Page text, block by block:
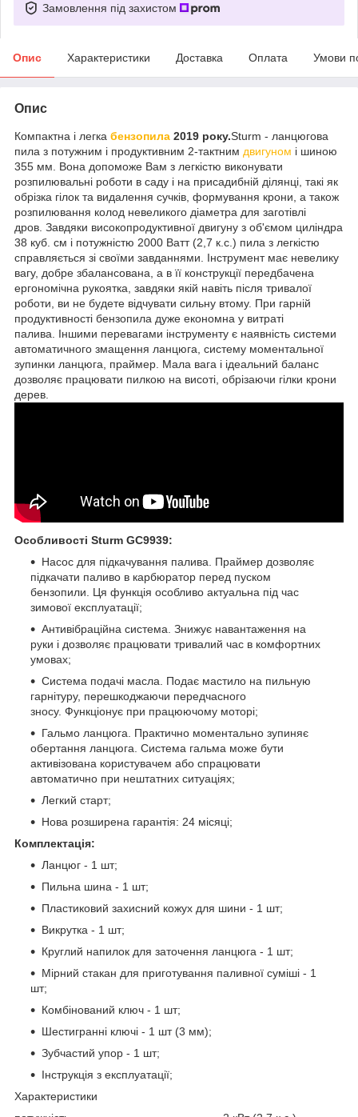
Замовлення під захистом
Опис Характеристики Доставка Оплата Умови
Опис
Компактна і легка бензопила 2019 року.Sturm - ланцюгова
пила з потужним і продуктивним 2-тактним двигуном і шиною
355 мм. Вона допоможе Вам з легкістю виконувати
розпилювальні роботи в саду і на присадибній ділянці, такі як
обрізка гілок та видалення сучків, формування крони, а також
розпилювання колод невеликого діаметра для заготівлі
дров. Завдяки високопродуктивної двигуну з об'ємом циліндра
38 куб. см і потужністю 2000 Ватт (2,7 к.с.) пила з легкістю
справляється зі своїми завданнями. Інструмент має невелику
вагу, добре збалансована, а в її конструкції передбачена
ергономічна рукоятка, завдяки якій навіть після тривалої
роботи, ви не будете відчувати сильну втому. При гарній
продуктивності бензопила дуже економна у витраті
палива. Іншими перевагами інструменту є наявність системи
автоматичного змащення ланцюга, систему моментальної
зупинки ланцюга, праймер. Мала вага і ідеальний баланс
дозволяє працювати пилкою на висоті, обрізаючи гілки крони
дерев.
Особливості Sturm GC9939:
Насос для підкачування палива. Праймер дозволяє
підкачати паливо в карбюратор перед пуском
бензопили. Ця функція особливо актуальна під час
зимової експлуатації;
Антивібраційна система. Знижує навантаження на
руки і дозволяє працювати тривалий час в комфортних
умовах;
Система подачі масла. Подає мастило на пильную
гарнітуру, перешкоджаючи передчасного
зносу. Функціонує при працюючому моторі;
Гальмо ланцюга. Практично моментально зупиняє
обертання ланцюга. Система гальма може бути
активізована користувачем або спрацювати
автоматично при нештатних ситуаціях;
Легкий старт;
Нова розширена гарантія: 24 місяці;
Комплектація:
Ланцюг - 1 шт;
Пильна шина - 1 шт;
Пластиковий захисний кожух для шини - 1 шт;
Викрутка - 1 шт;
Круглий напилок для заточення ланцюга - 1 шт;
Мірний стакан для приготування паливної суміші - 1
шт;
Комбінований ключ - 1 шт;
Шестигранні ключі - 1 шт (3 мм);
Зубчастий упор - 1 шт;
Інструкція з експлуатації;
Характеристики